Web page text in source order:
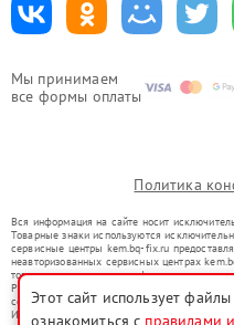
Мы принимаем
все формы оплаты
Политика
Вся информация на сайте носит
Товарные знаки используются
сервисные центры kem.bq-fix.ru
неавторизованных сервисных центрах
товарных знаков или их официальными
Ремонт осуществляется для устройств, уже
со статьей 1487 ГК РФ.
Использование товарных знаков не
Этот сайт использует
ознакомиться с правилами